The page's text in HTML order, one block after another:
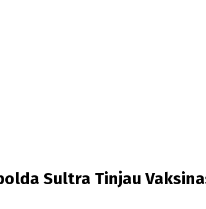
Sultra Tinjau